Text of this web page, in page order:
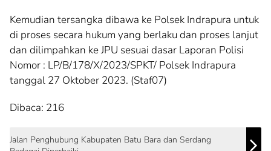
Kemudian tersangka dibawa ke Polsek Indrapura untuk
di proses secara hukum yang berlaku dan proses lanjut
dan dilimpahkan ke JPU sesuai dasar Laporan Polisi
Nomor : LP/B/178/X/2023/SPKT/ Polsek Indrapura
tanggal 27 Oktober 2023. (Staf07)
Dibaca: 216
Jalan Penghubung Kabupaten Batu Bara dan Serdang